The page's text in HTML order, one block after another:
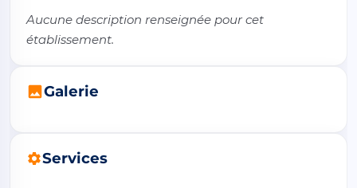
Aucune description renseignée pour cet
établissement.
Galerie
Services